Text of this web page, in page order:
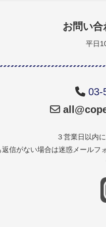
お問い合
平日
03-
３営業日以内
信がない場合は迷惑メールフ